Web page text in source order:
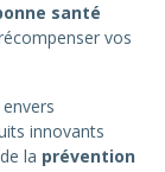
santé
vos
innovants
la prévention